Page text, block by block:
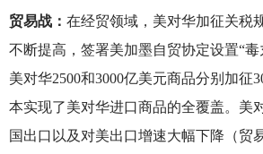
贸易战： 在经贸领域，美对华加征关税
不断提高，签署美加墨自贸协定设置“毒
美对华2500和3000亿美元商品分别加征
本实现了美对华进口商品的全覆盖。美
国出口以及对美出口增速大幅下降（贸